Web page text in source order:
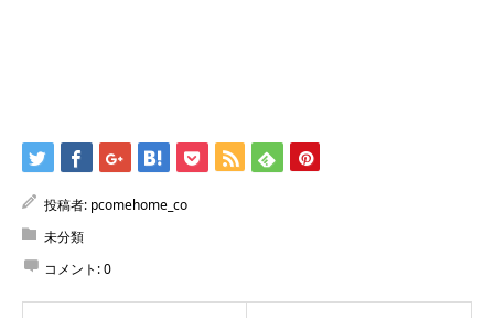
投稿者: pcomehome_co
未分類
コメント:0